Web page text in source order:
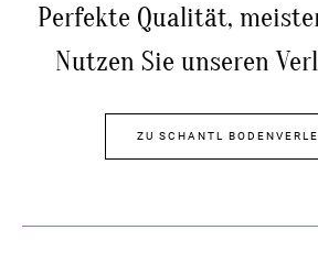
Perfekte Qualität,
Nutzen Sie unseren
ZU SCHANTL